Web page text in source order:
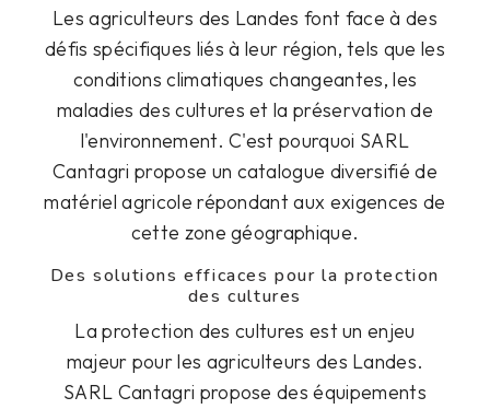
Les agriculteurs des Landes font face à des
défis spécifiques liés à leur région, tels que les
conditions climatiques changeantes, les
maladies des cultures et la préservation de
l'environnement. C'est pourquoi SARL
Cantagri propose un catalogue diversifié de
matériel agricole répondant aux exigences de
cette zone géographique.
Des solutions efficaces pour la protection
des cultures
La protection des cultures est un enjeu
majeur pour les agriculteurs des Landes.
SARL Cantagri propose des équipements